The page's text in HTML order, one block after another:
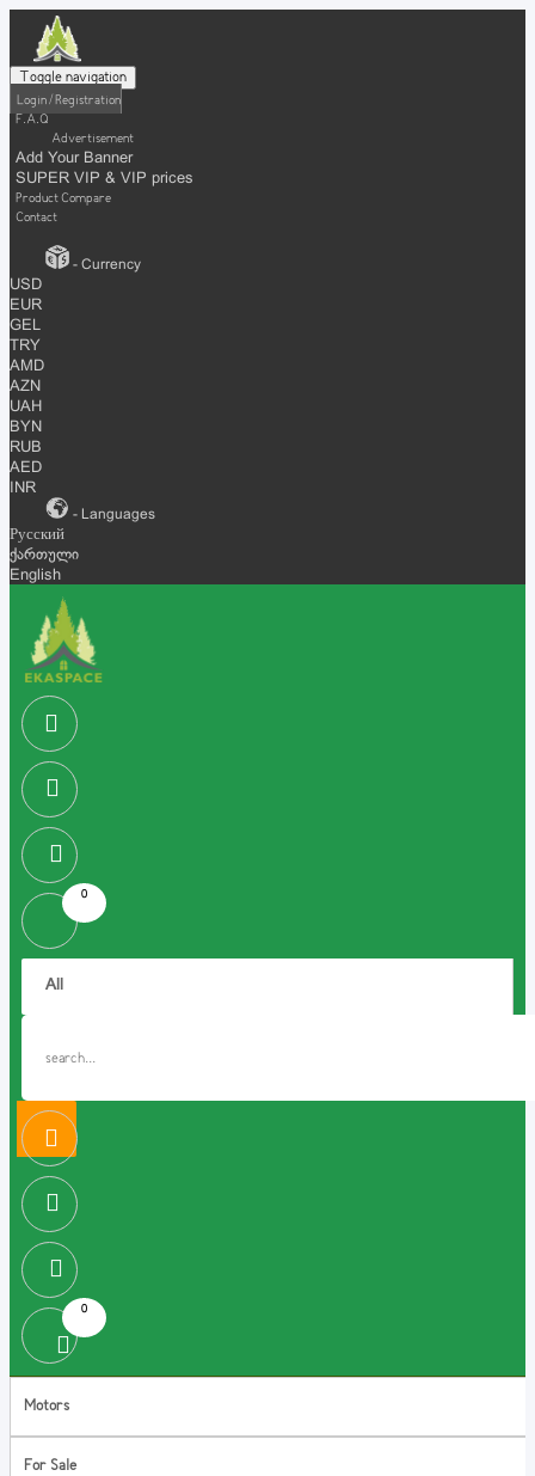
Toggle navigation
Login / Registration
F.A.Q
Advertisement
Add Your Banner
SUPER VIP & VIP prices
Product Compare
Contact
- Currency
USD
EUR
GEL
TRY
AMD
AZN
UAH
BYN
RUB
AED
INR
- Languages
Русский
ქართული
English
0
0
Motors
For Sale